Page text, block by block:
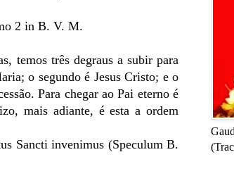
2 in B. V. M.
temos três degraus a subir para
o segundo é Jesus Cristo; e o
Para chegar ao Pai eterno é
mais adiante, é esta a ordem
Sancti invenimus (Speculum B.